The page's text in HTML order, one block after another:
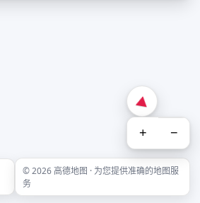
+ −
© 2026 高德地图 · 为您提供准确的地图服
务